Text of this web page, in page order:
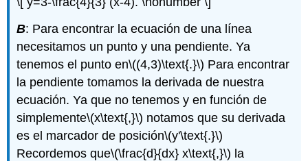
B: Para encontrar la ecuación de una línea
necesitamos un punto y una pendiente. Ya
tenemos el punto en\((4,3)\text{.}\) Para encontrar
la pendiente tomamos la derivada de nuestra
ecuación. Ya que no tenemos y en función de
simplemente\(x\text{,}\) notamos que su derivada
es el marcador de posición\(y'\text{.}\)
Recordemos que\(\frac{d}{dx} x\text{,}\) la